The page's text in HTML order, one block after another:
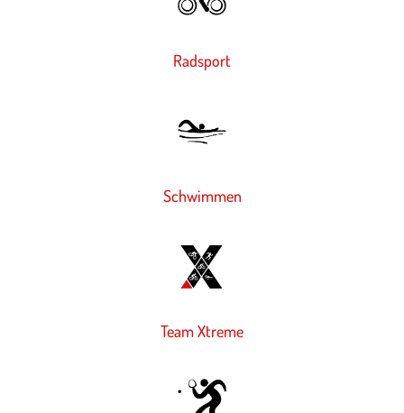
Radsport
Schwim­men
Team Xtreme